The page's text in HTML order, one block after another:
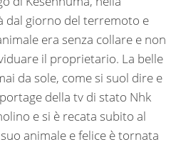
dal giorno del terremoto e
era senza collare e non
il proprietario. La belle
da sole, come si suol dire e
della tv di stato Nhk
e si è recata subito al
animale e felice è tornata